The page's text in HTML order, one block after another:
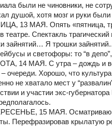
были не чиновники, не
душой, хотя мозг и руки
13 МАЯ. Опять «пятница,
театре. Спектакль
зайнятий… Я трошки
и светофоры: то “в
14 МАЯ. С утра – дождь и
– очереди. Хорошо, что
не хватало мест у
и участии экс-
15 МАЯ. Осматриваю
Перефразировав крылатую